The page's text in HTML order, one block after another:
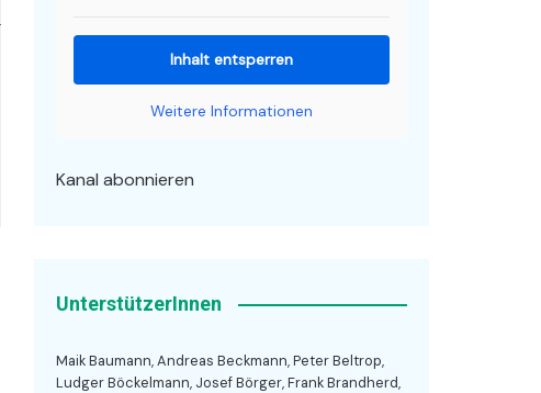
Inhalt entsperren
Weitere Informationen
Kanal abonnieren
UnterstützerInnen
Maik Baumann, Andreas Beckmann, Peter Beltrop,
Ludger Böckelmann, Josef Börger, Frank Brandherd,